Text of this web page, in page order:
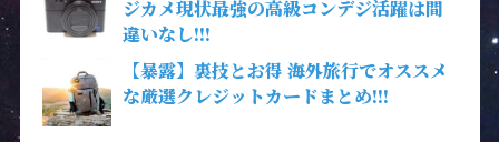
ジカメ現状最強の高級コンデジ活躍は間
違いなし!!!
【暴露】裏技とお得 海外旅行でオススメ
な厳選クレジットカードまとめ!!!